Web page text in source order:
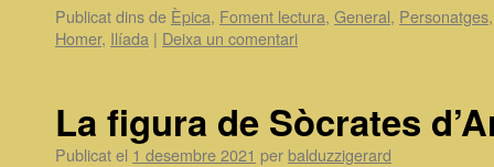
Publicat dins de Èpica, Foment lectura, General, Personatges
Homer, Ilíada | Deixa un comentari
La figura de Sòcrates
Publicat el 1 desembre 2021 perbalduzzigerard